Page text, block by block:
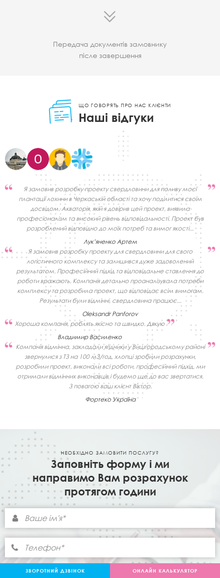
ЗВОРОТНИЙ ДЗВІНОК ОНЛАЙН КАЛЬКУЛЯТОР
Передача документів замовнику
післе завершення
ЩО ГОВОРЯТЬ ПРО НАС КЛІЄНТИ
Наші відгуки
Я замовив розробку проекту свердловини для поливу моєї
плантації лохини в Черкаській області та хочу поділитися своїм
досвідом. Акваторія, якій я довірив цей проект, виявила
професіоналізм та високий рівень відповідальності. Проект був
розроблений відповідно до моїх потреб та вимог якості...
Лук’яненко Артем
Я замовив розробку проекту для свердловини для свого
логістичного комплексу та залишився дуже задоволений
результатом. Професійний підхід та відповідальне ставлення до
роботи вражають. Компанія детально проаналізувала потреби
комплексу та розробила проект, що відповідає всім вимогам.
Результати були відмінні, свердловина працює...
Oleksandr Panforov
Хороша компанія, роблять якісно та швидко. Дякую
Владимир Василенко
Компанія відмінна, закладали ягідники у Вишгородському районі
звернулися з ТЗ на 100 м3/год, хлопці зробили розрахунки,
розробили проект, виконали всі роботи, професійний підхід, ми
отримали відмінних виконавців і будемо ще до вас звертатися.
З повагою ваш клієнт Віктор.
Фортеко Україна
НЕОБХІДНО ЗАМОВИТИ ПОСЛУГУ?
Заповніть форму і ми
направимо Вам розрахунок
протягом години